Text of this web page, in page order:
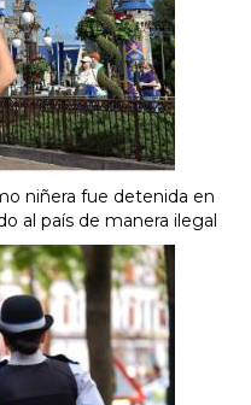
niñera fue detenida en
al país de manera ilegal